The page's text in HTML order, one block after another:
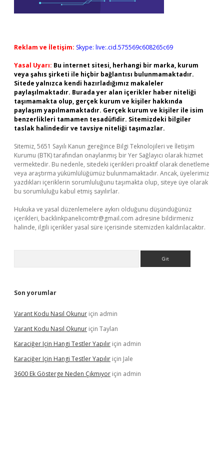
Reklam ve İletişim: Skype: live:.cid.575569c608265c69
Yasal Uyarı: Bu internet sitesi, herhangi bir marka, kurum
veya şahıs şirketi ile hiçbir bağlantısı bulunmamaktadır.
Sitede yalnızca kendi hazırladığımız makaleler
paylaşılmaktadır. Burada yer alan içerikler haber niteliği
taşımamakta olup, gerçek kurum ve kişiler hakkında
paylaşım yapılmamaktadır. Gerçek kurum ve kişiler ile isim
benzerlikleri tamamen tesadüfidir. Sitemizdeki bilgiler
taslak halindedir ve tavsiye niteliği taşımazlar.
Sitemiz, 5651 Sayılı Kanun gereğince Bilgi Teknolojileri ve İletişim
Kurumu (BTK) tarafından onaylanmış bir Yer Sağlayıcı olarak hizmet
vermektedir. Bu nedenle, sitedeki içerikleri proaktif olarak denetleme
veya araştırma yükümlülüğümüz bulunmamaktadır. Ancak, üyelerimiz
yazdıkları içeriklerin sorumluluğunu taşımakta olup, siteye üye olarak
bu sorumluluğu kabul etmiş sayılırlar.
Hukuka ve yasal düzenlemelere aykırı olduğunu düşündüğünüz
içerikleri, backlinkpanelicomtr@gmail.com adresine bildirmeniz
halinde, ilgili içerikler yasal süre içerisinde sitemizden kaldırılacaktır.
Son yorumlar
Varant Kodu Nasıl Okunur için admin
Varant Kodu Nasıl Okunur için Taylan
Karaciğer Için Hangi Testler Yapılır için admin
Karaciğer Için Hangi Testler Yapılır için Jale
3600 Ek Gösterge Neden Çıkmıyor için admin